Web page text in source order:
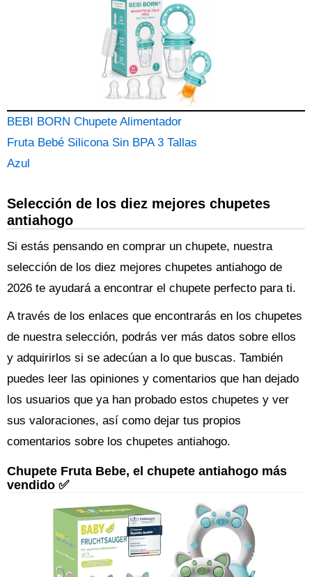
BEBI BORN Chupete Alimentador
Fruta Bebé Silicona Sin BPA 3 Tallas
Azul
Selección de los diez mejores chupetes
antiahogo
Si estás pensando en comprar un chupete, nuestra
selección de los diez mejores chupetes antiahogo de
2026 te ayudará a encontrar el chupete perfecto para ti.
A través de los enlaces que encontrarás en los chupetes
de nuestra selección, podrás ver más datos sobre ellos
y adquirirlos si se adecúan a lo que buscas. También
puedes leer las opiniones y comentarios que han dejado
los usuarios que ya han probado estos chupetes y ver
sus valoraciones, así como dejar tus propios
comentarios sobre los chupetes antiahogo.
Chupete Fruta Bebe, el chupete antiahogo más
vendido ✅